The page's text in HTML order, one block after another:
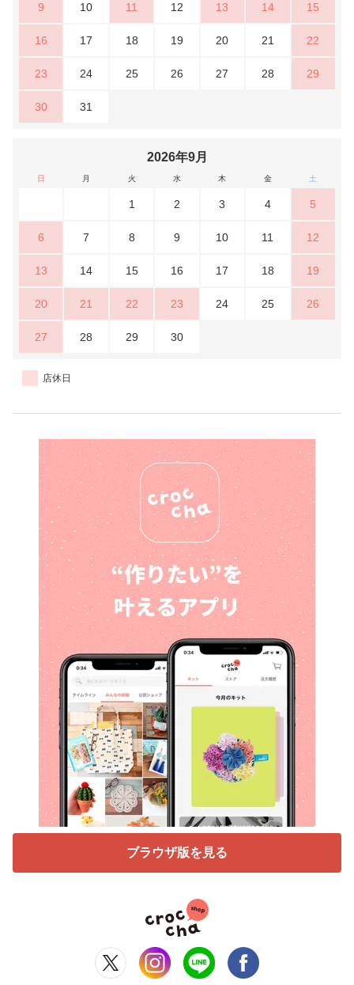
9 10 11 12 13 14 15
16 17 18 19 20 21 22
23 24 25 26 27 28 29
30 31
2026年9月
日 月 火 水 木 金 土
1 2 3 4 5
6 7 8 9 10 11 12
13 14 15 16 17 18 19
20 21 22 23 24 25 26
27 28 29 30
店休日
ブラウザ版を見る